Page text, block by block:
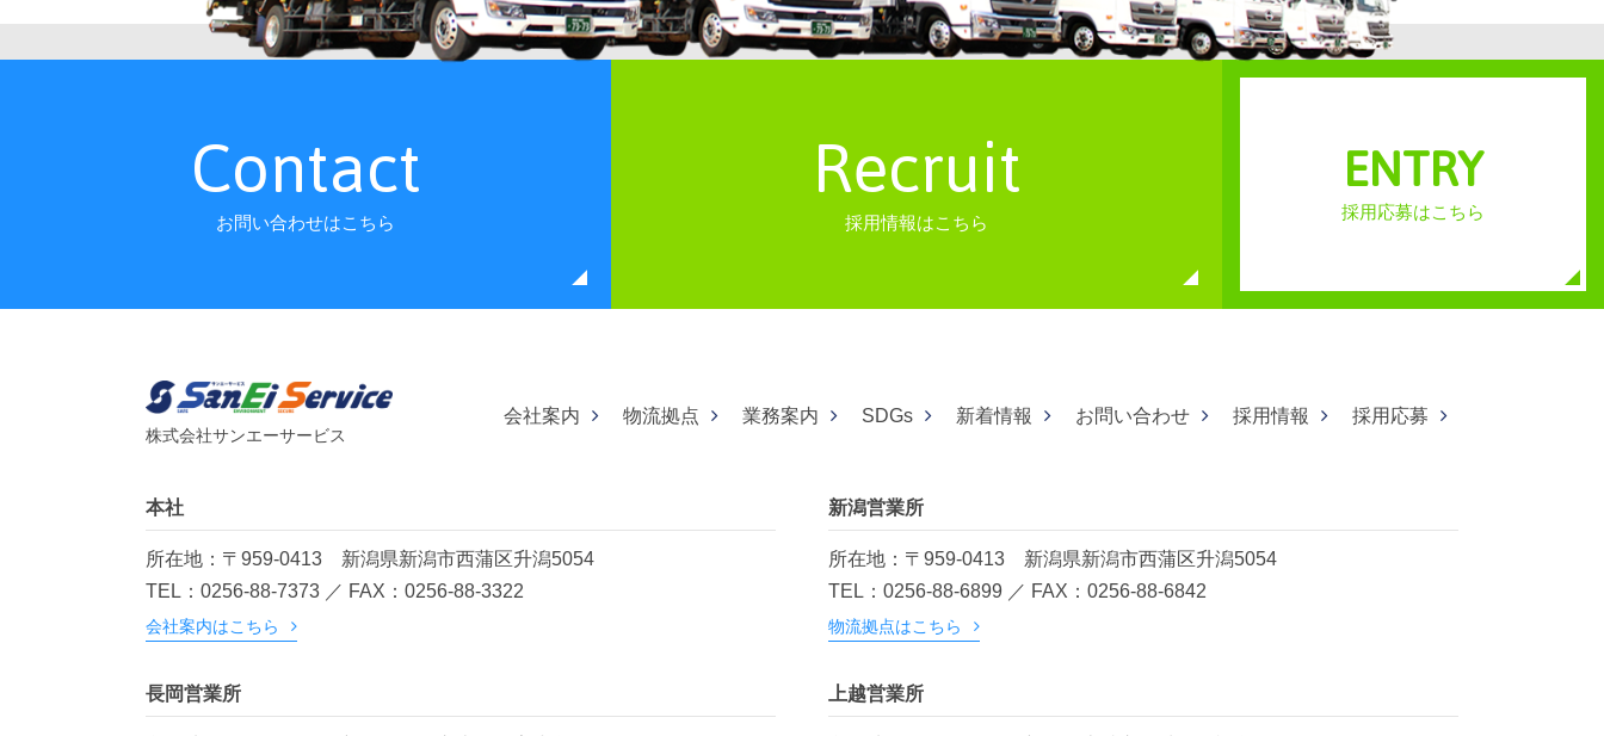
Contact
お問い合わせはこちら Recruit
採用情報はこちら
ENTRY
採用応募はこちら
株式会社サンエーサービス
会社案内 物流拠点 業務案内 SDGs 新着情報 お問い合わせ 採用情報 採用応募
本社
所在地：〒959-0413 新潟県新潟市西蒲区升潟5054
TEL：0256-88-7373 ／ FAX：0256-88-3322
会社案内はこちら
新潟営業所
所在地：〒959-0413 新潟県新潟市西蒲区升潟5054
TEL：0256-88-6899 ／ FAX：0256-88-6842
物流拠点はこちら
長岡営業所 上越営業所